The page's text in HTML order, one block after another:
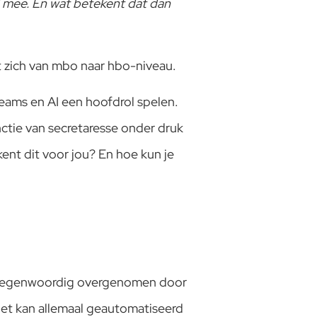
van mbo naar hbo-niveau.
en AI een hoofdrol spelen.
van secretaresse onder druk
dit voor jou? En hoe kun je
overgenomen door
kan allemaal geautomatiseerd